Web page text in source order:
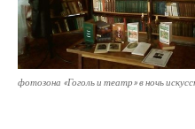
фотозона «Гоголь и театр» в ночь